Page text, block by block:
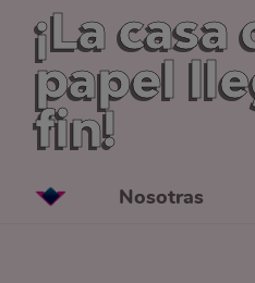
¡La casa
papel
fin!
Nosotras